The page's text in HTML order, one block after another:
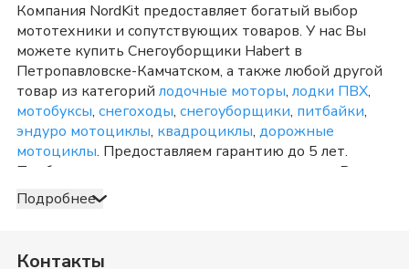
Компания NordKit предоставляет богатый выбор
мототехники и сопутствующих товаров. У нас Вы
можете купить Снегоуборщики Habert в
Петропавловске-Камчатском, а также любой другой
товар из категорий лодочные моторы, лодки ПВХ,
мотобуксы, снегоходы, снегоуборщики, питбайки,
эндуро мотоциклы, квадроциклы, дорожные
мотоциклы. Предоставляем гарантию до 5 лет.
Подбираем вариант в полном соответствии с Вашим
запросом. Подробно консультируем и отвечаем на
любые вопросы по телефону и в шоу-руме в
Снегоуборщики Habert
Подробнее
Контакты